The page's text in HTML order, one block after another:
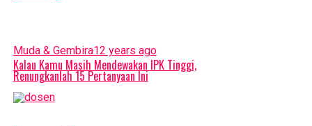
Muda & Gembira12 years ago
Kalau Kamu Masih Mendewakan IPK Tinggi,
Renungkanlah 15 Pertanyaan Ini